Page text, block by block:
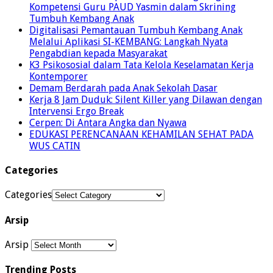
Kompetensi Guru PAUD Yasmin dalam Skrining
Tumbuh Kembang Anak
Digitalisasi Pemantauan Tumbuh Kembang Anak
Melalui Aplikasi SI-KEMBANG: Langkah Nyata
Pengabdian kepada Masyarakat
K3 Psikososial dalam Tata Kelola Keselamatan Kerja
Kontemporer
Demam Berdarah pada Anak Sekolah Dasar
Kerja 8 Jam Duduk: Silent Killer yang Dilawan dengan
Intervensi Ergo Break
Cerpen: Di Antara Angka dan Nyawa
EDUKASI PERENCANAAN KEHAMILAN SEHAT PADA
WUS CATIN
Categories
Categories
Arsip
Arsip
Trending Posts